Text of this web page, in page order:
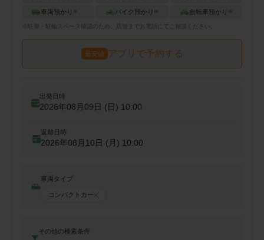
車両預かり ※ バイク預かり ※ 自転車預かり ※
※ 駐車・駐輪 スペース確認のため、店舗までお電話にてご相談ください。
最安値 アプリで予約する
出発日時
2026年08月09日 (日) 10:00
返却日時
2026年08月10日 (月) 10:00
車両タイプ
コンパクトカー
その他の検索条件